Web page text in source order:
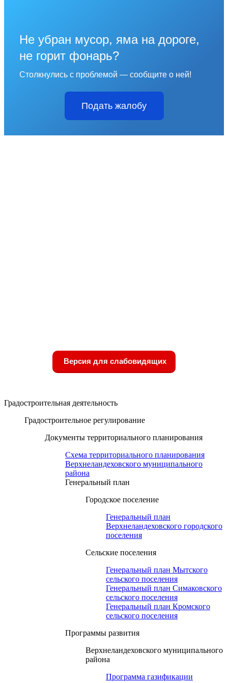
Не убран мусор, яма на дороге,
не горит фонарь?
Столкнулись с проблемой — сообщите о ней!
Подать жалобу
Версия для слабовидящих
Градостроительная деятельность
Градостроительное регулирование
Документы территориального планирования
Схема территориального планирования
Верхнеландеховского муниципального
района
Генеральный план
Городское поселение
Генеральный план
Верхнеландеховского городского
поселения
Сельские поселения
Генеральный план Мытского
сельского поселения
Генеральный план Симаковского
сельского поселения
Генеральный план Кромского
сельского поселения
Программы развития
Верхнеландеховского муниципального
района
Программа газификации